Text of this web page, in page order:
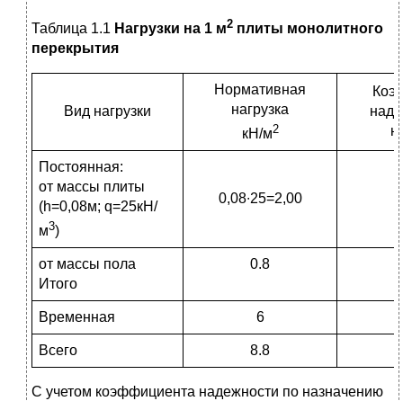
Таблица 1.1 Нагрузки на 1 м2 плиты монолитного
перекрытия
Вид нагрузки
Нормативная
нагрузка
кН/м2
Постоянная:
от массы плиты
(h=0,08м; q=25кН/
м3)
0,08∙25=2,00
от массы пола
Итого
0.8
Временная 6
Всего 8.8
С учетом коэффициента надежности по назначению